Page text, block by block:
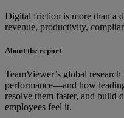
Digital friction is more than a
revenue, productivity,
About the report
TeamViewer’s global
performance—and how
resolve them faster, and build
employees feel it.